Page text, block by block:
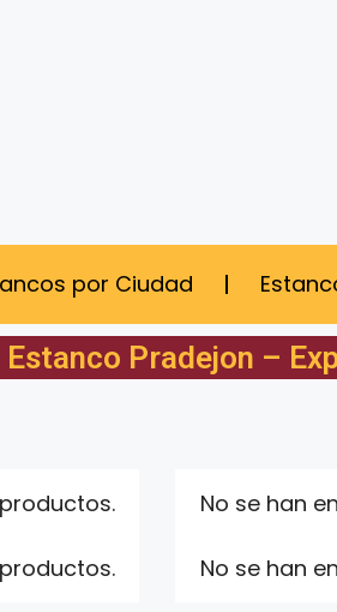
por Ciudad
Estanco Pradejon –
No se han
No se han